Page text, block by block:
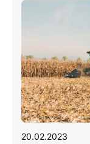
20.02.2023